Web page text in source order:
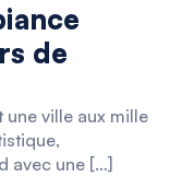
de
une ville aux mille
avec une […]